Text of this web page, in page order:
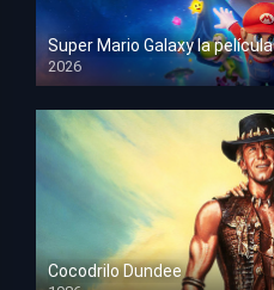
Super Mario Galaxy la película
2026
HD 1080p
Cocodrilo Dundee